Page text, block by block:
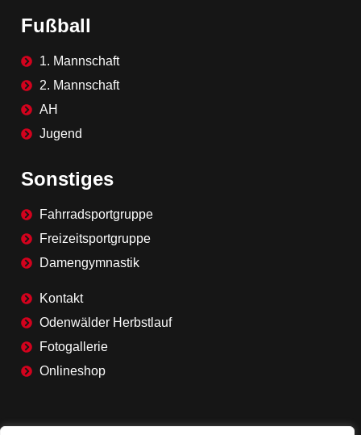
Fußball
1. Mannschaft
2. Mannschaft
AH
Jugend
Sonstiges
Fahrradsportgruppe
Freizeitsportgruppe
Damengymnastik
Kontakt
Odenwälder Herbstlauf
Fotogallerie
Onlineshop